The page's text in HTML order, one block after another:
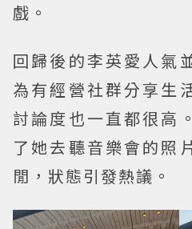
戲。
回歸後的李英愛人氣
為有經營社群分享生
討論度也一直都很高
了她去聽音樂會的照
閒，狀態引發熱議。